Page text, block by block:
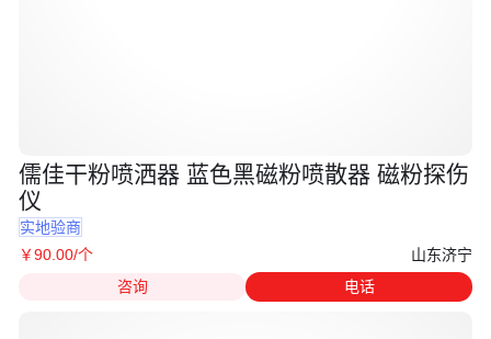
儒佳干粉喷洒器 蓝色黑磁粉喷散器 磁粉探伤
仪
实地验商
￥90 .00/个
山东济宁
咨询
电话